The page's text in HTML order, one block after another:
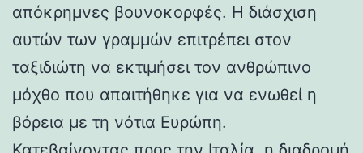
απόκρημνες βουνοκορφές. Η διάσχιση
αυτών των γραμμών επιτρέπει στον
ταξιδιώτη να εκτιμήσει τον ανθρώπινο
μόχθο που απαιτήθηκε για να ενωθεί η
βόρεια με τη νότια Ευρώπη.